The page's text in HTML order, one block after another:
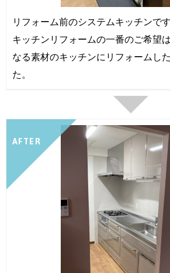
リフォーム前のシステムキッチンです
キッチンリフォームの一番のご希望
なる素材のキッチンにリフォームし
た。
AFTER